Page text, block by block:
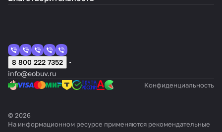
8 800 222 7352
info@eobuv.ru
Конфиденциальность
© 2026
На информационном ресурсе применяются рекомендательные